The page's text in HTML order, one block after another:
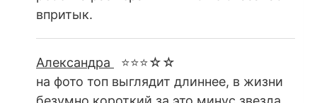
впритык.
Александра
⭐⭐⭐☆☆
на фото топ выглядит длиннее, в жизни